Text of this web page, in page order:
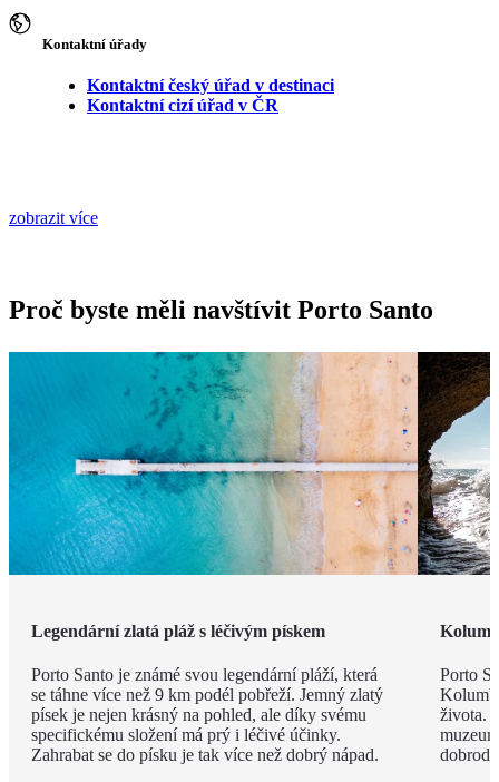
Kontaktní úřady
Kontaktní český úřad v destinaci
Kontaktní cizí úřad v ČR
zobrazit více
Proč byste měli navštívit Porto Santo
Legendární zlatá pláž s léčivým pískem
Porto Santo je známé svou legendární pláží, která
se táhne více než 9 km podél pobřeží. Jemný zlatý
písek je nejen krásný na pohled, ale díky svému
specifickému složení má prý i léčivé účinky.
Zahrabat se do písku je tak více než dobrý nápad.
Porto
života.